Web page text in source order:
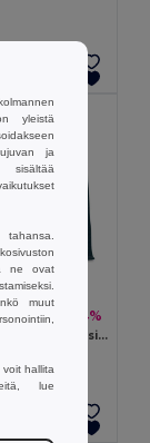
-4%
AURA Kestävä Jute Rantakassi Puuvillakahvalla
yleistä
ja
sisältää
ne ovat
muut
hallita
lue